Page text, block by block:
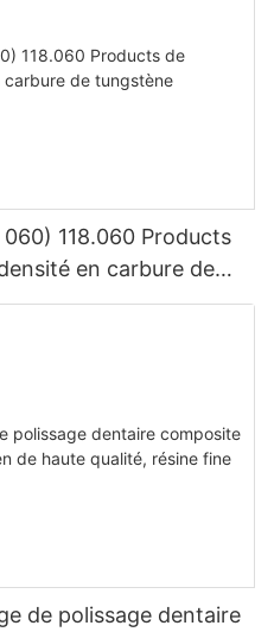
060) 118.060 Products
en carbure de
de polissage dentaire